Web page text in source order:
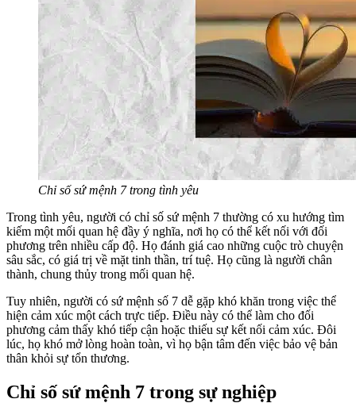
Chỉ số sứ mệnh 7 trong tình yêu
Trong tình yêu, người có chỉ số sứ mệnh 7 thường có xu hướng tìm
kiếm một mối quan hệ đầy ý nghĩa, nơi họ có thể kết nối với đối
phương trên nhiều cấp độ. Họ đánh giá cao những cuộc trò chuyện
sâu sắc, có giá trị về mặt tinh thần, trí tuệ. Họ cũng là người chân
thành, chung thủy trong mối quan hệ.
Tuy nhiên, người có sứ mệnh số 7 dễ gặp khó khăn trong việc thể
hiện cảm xúc một cách trực tiếp. Điều này có thể làm cho đối
phương cảm thấy khó tiếp cận hoặc thiếu sự kết nối cảm xúc. Đôi
lúc, họ khó mở lòng hoàn toàn, vì họ bận tâm đến việc bảo vệ bản
thân khỏi sự tổn thương.
Chỉ số sứ mệnh 7 trong sự nghiệp